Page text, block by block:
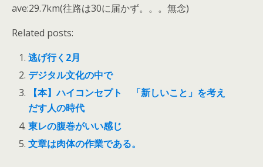
ave:29.7km(往路は30に届かず。。。無念)
Related posts:
逃げ行く2月
デジタル文化の中で
【本】ハイコンセプト 「新しいこと」を考え
だす人の時代
東レの腹巻がいい感じ
文章は肉体の作業である。